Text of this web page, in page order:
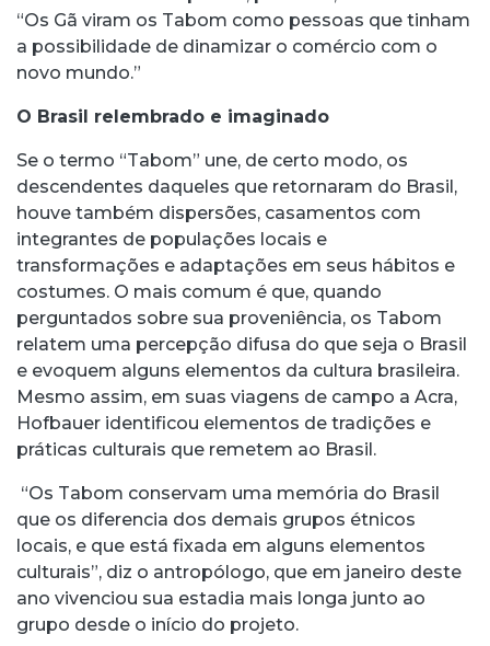
“Os Gã viram os Tabom como pessoas que tinham
a possibilidade de dinamizar o comércio com o
novo mundo.”
O Brasil relembrado e imaginado
Se o termo “Tabom” une, de certo modo, os
descendentes daqueles que retornaram do Brasil,
houve também dispersões, casamentos com
integrantes de populações locais e
transformações e adaptações em seus hábitos e
costumes. O mais comum é que, quando
perguntados sobre sua proveniência, os Tabom
relatem uma percepção difusa do que seja o Brasil
e evoquem alguns elementos da cultura brasileira.
Mesmo assim, em suas viagens de campo a Acra,
Hofbauer identificou elementos de tradições e
práticas culturais que remetem ao Brasil.
“Os Tabom conservam uma memória do Brasil
que os diferencia dos demais grupos étnicos
locais, e que está fixada em alguns elementos
culturais”, diz o antropólogo, que em janeiro deste
ano vivenciou sua estadia mais longa junto ao
grupo desde o início do projeto.